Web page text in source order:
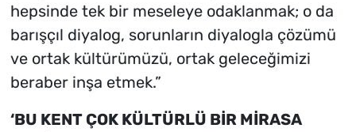
hepsinde tek bir meseleye odaklanmak; o da
barışçıl diyalog, sorunların diyalogla çözümü
ve ortak kültürümüzü, ortak geleceğimizi
beraber inşa etmek.”
‘BU KENT ÇOK KÜLTÜRLÜ BİR MİRASA